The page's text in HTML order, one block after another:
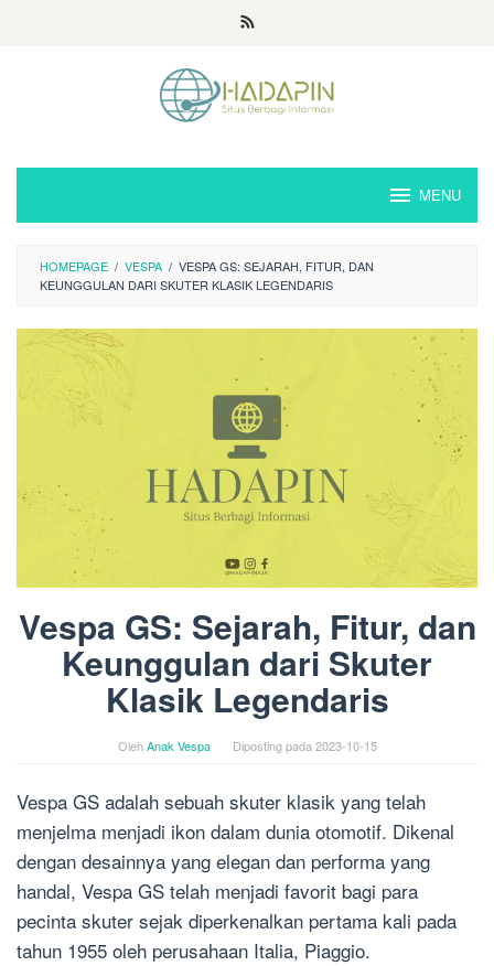
MENU
HOMEPAGE / VESPA / VESPA GS: SEJARAH, FITUR, DAN
KEUNGGULAN DARI SKUTER KLASIK LEGENDARIS
Vespa GS: Sejarah, Fitur, dan
Keunggulan dari Skuter
Klasik Legendaris
OlehAnak Vespa Diposting pada 2023-10-15
Vespa GS adalah sebuah skuter klasik yang telah
menjelma menjadi ikon dalam dunia otomotif. Dikenal
dengan desainnya yang elegan dan performa yang
handal, Vespa GS telah menjadi favorit bagi para
pecinta skuter sejak diperkenalkan pertama kali pada
tahun 1955 oleh perusahaan Italia, Piaggio.